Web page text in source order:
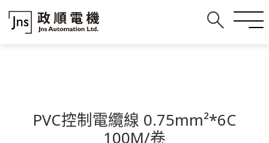
PVC控制電纜線 0.75mm²*6C
100M/卷